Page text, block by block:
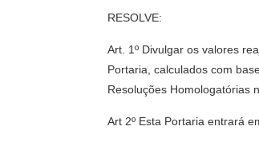
RESOLVE:
Art. 1º Divulgar os valores
Portaria, calculados com
Resoluções Homologatórias
Art 2º Esta Portaria entrará